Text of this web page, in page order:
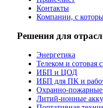
Контакты
Компании, с
Решения для
Энергетика
Телеком и сотовая
ИБП и ЦОД
ИБП для ПК и
Охранно-
Литий-ионные